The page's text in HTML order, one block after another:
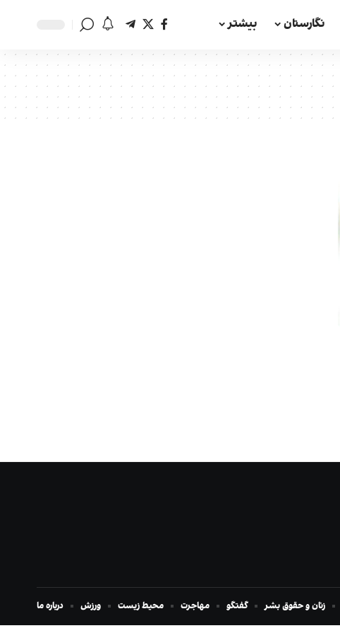
نگارستان بیشتر
زنان و حقوق بشر گفتگو مهاجرت محیط زیست ورزش درباره ما